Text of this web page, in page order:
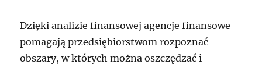
Dzięki analizie finansowej agencje finansowe
pomagają przedsiębiorstwom rozpoznać
obszary, w których można oszczędzać i